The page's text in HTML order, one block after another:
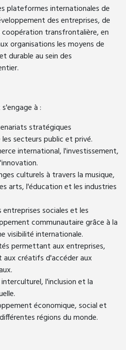
plateformes internationales de
des entreprises, de
transfrontalière, en
organisations les moyens de
durable au sein des
à :
stratégiques
secteurs public et privé.
international, l'investissement,
culturels à travers la musique,
arts, l'éducation et les industries
entreprises sociales et les
communautaire grâce à la
visibilité internationale.
permettant aux entreprises,
aux créatifs d'accéder aux
l'inclusion et la
économique, social et
régions du monde.